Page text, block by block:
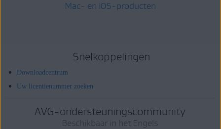
Mac- en iOS-producten
Snelkoppelingen
Downloadcentrum
Uw licentienummer zoeken
AVG-ondersteuningscommunity
Beschikbaar in het Engels